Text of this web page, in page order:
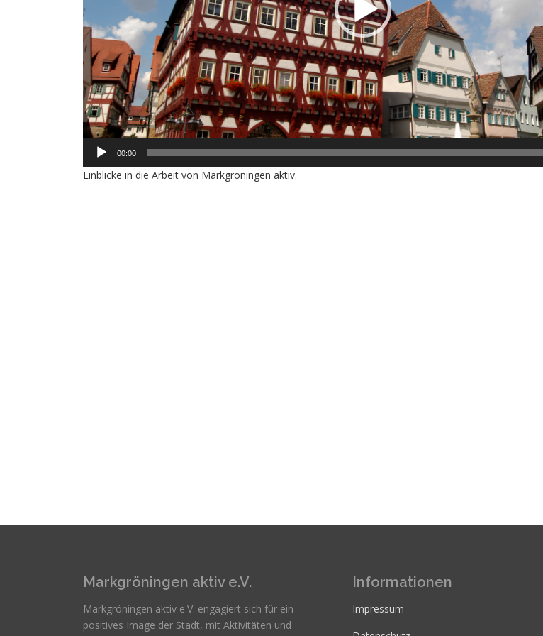
00:00
Einblicke in die Arbeit von Markgröningen aktiv.
Markgröningen aktiv e.V.
Markgröningen aktiv e.V. engagiert sich für ein
positives Image der Stadt, mit Aktivitäten und
Informationen
Impressum